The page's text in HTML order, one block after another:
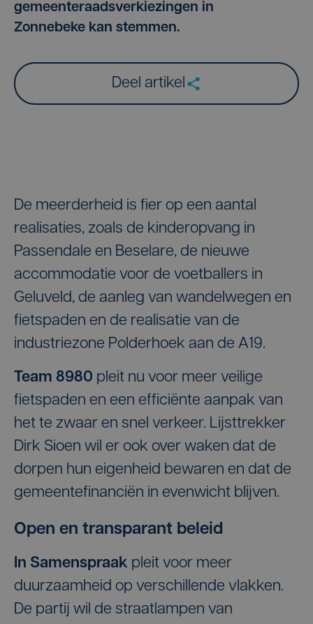
gemeenteraadsverkiezingen in
Zonnebeke kan stemmen.
Deel artikel
De meerderheid is fier op een aantal
realisaties, zoals de kinderopvang in
Passendale en Beselare, de nieuwe
accommodatie voor de voetballers in
Geluveld, de aanleg van wandelwegen en
fietspaden en de realisatie van de
industriezone Polderhoek aan de A19.
Team 8980 pleit nu voor meer veilige
fietspaden en een efficiënte aanpak van
het te zwaar en snel verkeer. Lijsttrekker
Dirk Sioen wil er ook over waken dat de
dorpen hun eigenheid bewaren en dat de
gemeentefinanciën in evenwicht blijven.
Open en transparant beleid
In Samenspraak pleit voor meer
duurzaamheid op verschillende vlakken.
De partij wil de straatlampen van